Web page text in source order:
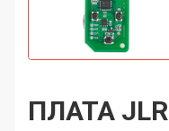
ПЛАТА